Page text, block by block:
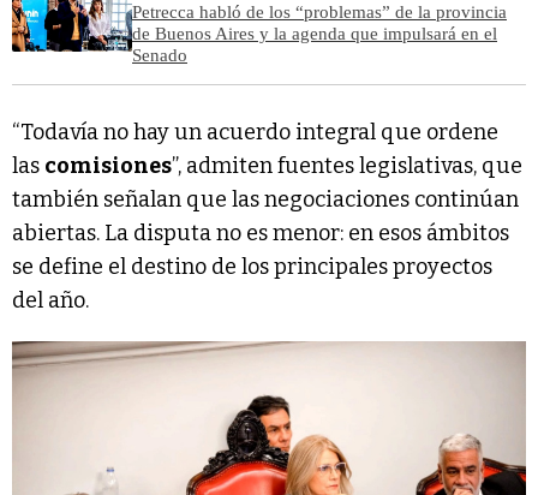
Petrecca habló de los “problemas” de la provincia
de Buenos Aires y la agenda que impulsará en el
Senado
“Todavía no hay un acuerdo integral que ordene
las comisiones”, admiten fuentes legislativas, que
también señalan que las negociaciones continúan
abiertas. La disputa no es menor: en esos ámbitos
se define el destino de los principales proyectos
del año.